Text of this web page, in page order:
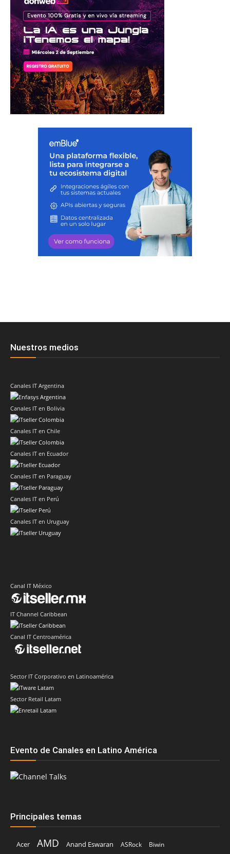
Nuestros medios
Canales IT Argentina
Canales IT en Bolivia
Canales IT en Chile
Canales IT en Ecuador
Canales IT en Paraguay
Canales IT en Perú
Canales IT en Uruguay
Canal IT México
IT Channel Caribbean
Canal IT Centroamérica
Sector IT Corporativo en Latinoamérica
Sector Retail Latam
Evento de Canales en Latino América
Principales temas
Acer AMD Anand Eswaran ASRock
Biwin